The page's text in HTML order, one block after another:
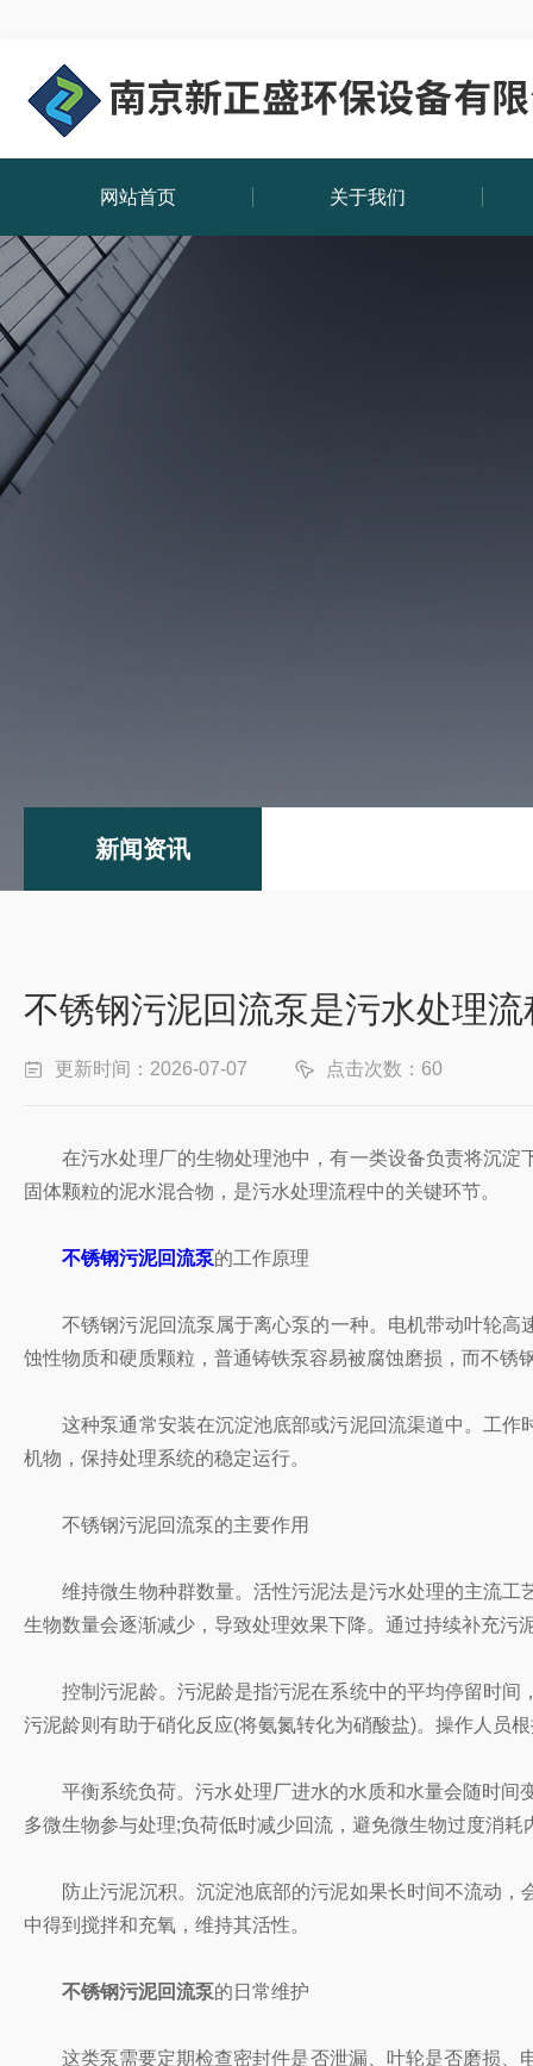
网站首页 关于我们
新闻资讯
不锈钢污泥回流泵是污水处理
更新时间：2026-07-07 点击次数：60
在污水处理厂的生物处理池中，有一类设备负责将沉淀
固体颗粒的泥水混合物，是污水处理流程中的关键环节。
不锈钢污泥回流泵的工作原理
不锈钢污泥回流泵属于离心泵的一种。电机带动叶轮高
蚀性物质和硬质颗粒，普通铸铁泵容易被腐蚀磨损，而不锈
这种泵通常安装在沉淀池底部或污泥回流渠道中。工作
机物，保持处理系统的稳定运行。
不锈钢污泥回流泵的主要作用
维持微生物种群数量。活性污泥法是污水处理的主流工
生物数量会逐渐减少，导致处理效果下降。通过持续补充污
控制污泥龄。污泥龄是指污泥在系统中的平均停留时间
污泥龄则有助于硝化反应(将氨氮转化为硝酸盐)。操作人员
平衡系统负荷。污水处理厂进水的水质和水量会随时间
多微生物参与处理;负荷低时减少回流，避免微生物过度消
防止污泥沉积。沉淀池底部的污泥如果长时间不流动，
中得到搅拌和充氧，维持其活性。
不锈钢污泥回流泵的日常维护
这类泵需要定期检查密封件是否泄漏、叶轮是否磨损、